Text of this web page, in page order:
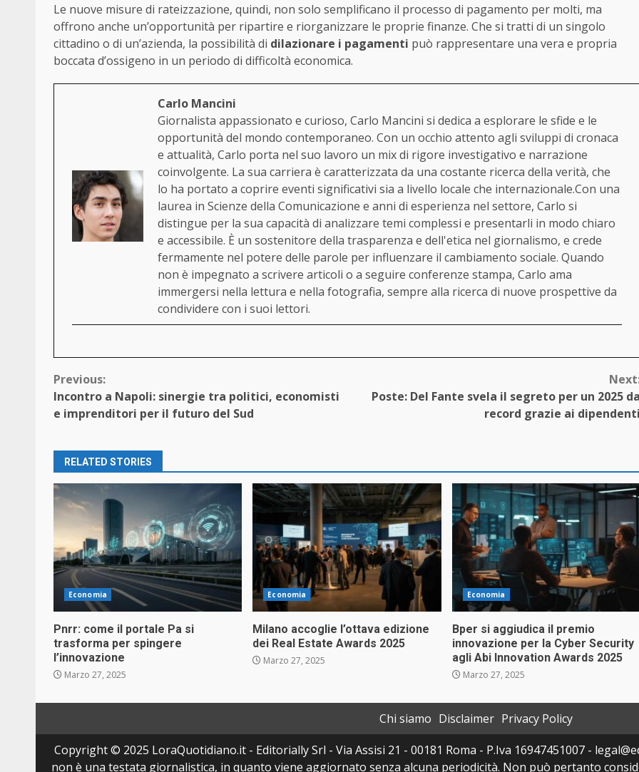
Le nuove misure di rateizzazione, quindi, non solo semplificano il processo di pagamento per molti, ma
offrono anche un’opportunità per ripartire e riorganizzare le proprie finanze. Che si tratti di un singolo
cittadino o di un’azienda, la possibilità di dilazionare i pagamenti può rappresentare una vera e propria
boccata d’ossigeno in un periodo di difficoltà economica.
Carlo Mancini
Giornalista appassionato e curioso, Carlo Mancini si dedica a esplorare le sfide e le
opportunità del mondo contemporaneo. Con un occhio attento agli sviluppi di cronaca
e attualità, Carlo porta nel suo lavoro un mix di rigore investigativo e narrazione
coinvolgente. La sua carriera è caratterizzata da una costante ricerca della verità, che
lo ha portato a coprire eventi significativi sia a livello locale che internazionale.Con una
laurea in Scienze della Comunicazione e anni di esperienza nel settore, Carlo si
distingue per la sua capacità di analizzare temi complessi e presentarli in modo chiaro
e accessibile. È un sostenitore della trasparenza e dell'etica nel giornalismo, e crede
fermamente nel potere delle parole per influenzare il cambiamento sociale. Quando
non è impegnato a scrivere articoli o a seguire conferenze stampa, Carlo ama
immergersi nella lettura e nella fotografia, sempre alla ricerca di nuove prospettive da
condividere con i suoi lettori.
Continue
Reading
Previous:
Incontro a Napoli: sinergie tra politici, economisti
e imprenditori per il futuro del Sud
Poste: Del Fante svela il segreto per un 2025
record grazie ai
RELATED STORIES
Economia
Pnrr: come il portale Pa si
trasforma per spingere
l’innovazione
Marzo 27, 2025
Economia
Milano accoglie l’ottava edizione
dei Real Estate Awards 2025
Marzo 27, 2025
Economia
Bper si aggiudica il premio
innovazione per la Cyber Security
agli Abi Innovation Awards 2025
Marzo 27, 2025
Chi siamo Disclaimer Privacy Policy
Copyright © 2025 LoraQuotidiano.it - Editorially Srl - Via Assisi 21 - 00181 Roma - P.Iva 16947451007 -
non è una testata giornalistica, in quanto viene aggiornato senza alcuna periodicità. Non può pertanto